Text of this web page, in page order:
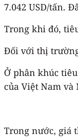
7.042 USD/tấn.
Trong khi đó,
Đối với thị
Ở phân khúc
của Việt Nam và
Trong nước, giá